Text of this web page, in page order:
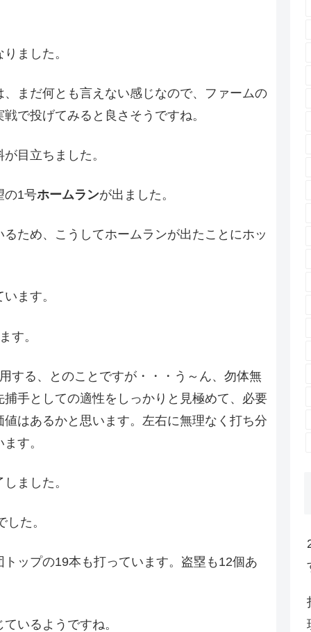
ました。
、まだ何とも言えない感じなので、ファームの
で投げてみると良さそうですね。
目立ちました。
の1号ホームランが出ました。
ため、こうしてホームランが出たことにホッ
ます。
す。
する、とのことですが・・・う～ん、勿体無
捕手としての適性をしっかりと見極めて、必要
はあるかと思います。左右に無理なく打ち分
す。
ました。
した。
ップの19本も打っています。盗塁も12個あ
いるようですね。